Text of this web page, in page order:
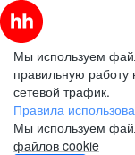
Мы используем
правильную работу
сетевой трафик.
Правила
Мы используем
файлов cookie